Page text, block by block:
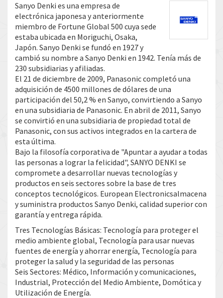
Sanyo Denki es una empresa de
electrónica japonesa y anteriormente
miembro de Fortune Global 500 cuya sede
estaba ubicada en Moriguchi, Osaka,
Japón. Sanyo Denki se fundó en 1927 y
cambió su nombre a Sanyo Denki en 1942. Tenía más de
230 subsidiarias y afiliadas.
El 21 de diciembre de 2009, Panasonic completó una
adquisición de 4500 millones de dólares de una
participación del 50,2 % en Sanyo, convirtiendo a Sanyo
en una subsidiaria de Panasonic. En abril de 2011, Sanyo
se convirtió en una subsidiaria de propiedad total de
Panasonic, con sus activos integrados en la cartera de
esta última.
Bajo la filosofía corporativa de "Apuntar a ayudar a todas
las personas a lograr la felicidad", SANYO DENKI se
compromete a desarrollar nuevas tecnologías y
productos en seis sectores sobre la base de tres
conceptos tecnológicos. European Electronicsalmacena
y suministra productos Sanyo Denki, calidad superior con
garantía y entrega rápida.
Tres Tecnologías Básicas: Tecnología para proteger el
medio ambiente global, Tecnología para usar nuevas
fuentes de energía y ahorrar energía, Tecnología para
proteger la salud y la seguridad de las personas
Seis Sectores: Médico, Información y comunicaciones,
Industrial, Protección del Medio Ambiente, Domótica y
Utilización de Energía.